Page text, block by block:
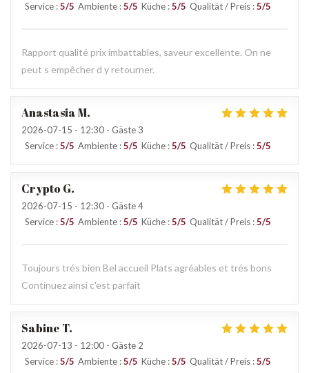
Service :5/5 Ambiente :5/5 Küche :5/5 Qualität / Preis :5/5
Rapport qualité prix imbattables, saveur excellente. On ne
peut s empêcher d y retourner.
AnastasiaM
2026-07-15 - 12:30 - Gäste 3
Service :5/5 Ambiente :5/5 Küche :5/5 Qualität / Preis :5/5
Crypto G
2026-07-15 - 12:30 - Gäste 4
Service :5/5 Ambiente :5/5 Küche :5/5 Qualität / Preis :5/5
Toujours trés bien Bel accueil Plats agréables et trés bons
Continuez ainsi c'est parfait
Sabine T
2026-07-13 - 12:00 - Gäste 2
Service :5/5 Ambiente :5/5 Küche :5/5 Qualität / Preis :5/5